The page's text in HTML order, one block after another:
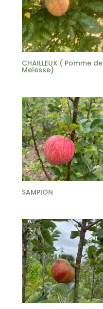
CHAILLEUX ( Pomme de
Melesse)
SAMPION